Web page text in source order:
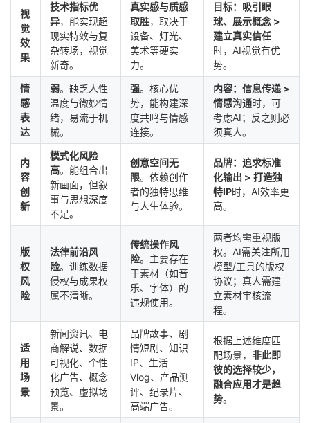
视
觉
效
果
技术指标优
异，能实现超
现实特效与复
杂转场，视觉
新奇。
真实感与质感
取胜，取决于
设备、灯光、
美术等硬实
力。
目标：吸引眼
球、展示概念 >
建立真实信任
时，AI视觉有优
势。
情
感
表
达
弱。缺乏人性
温度与微妙情
绪，易流于机
械。
强。核心优
势，能构建深
度共鸣与情感
连接。
内容：信息传递 >
情感沟通时，可
考虑AI；反之则必
须真人。
内
容
创
新
模式化风险
高。能组合出
新画面，但叙
事与思想深度
不足。
创意空间无
限。依赖创作
者的独特思维
与人生体验。
品牌：追求标准
化输出 > 打造独
特IP时，AI效率更
高。
版
权
风
险
法律前沿风
险。训练数据
侵权与成果权
属不清晰。
传统操作风
险。主要存在
于素材（如音
乐、字体）的
违规使用。
两者均需重视版
权。AI需关注所用
模型/工具的版权
协议；真人需建
立素材审核流
程。
适
用
场
景
新闻资讯、电
商解说、数据
可视化、个性
化广告、概念
预览、虚拟场
景。
品牌故事、剧
情短剧、知识
IP、生活
Vlog、产品测
评、纪录片、
高端广告。
根据上述维度匹
配场景， 非此即
彼的选择较少，
融合应用才是趋
势。